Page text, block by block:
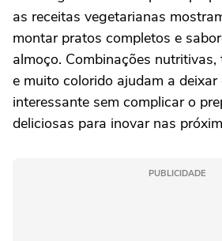
as receitas vegetarianas
montar pratos completos e
almoço. Combinações
e muito colorido ajudam a
interessante sem complicar o
deliciosas para inovar nas
PUBLICIDADE